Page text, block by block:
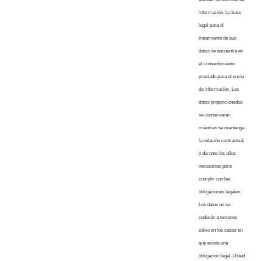
información. La base
legal para el
tratamiento de sus
datos se encuentra en
el consentimiento
prestado para el envío
de información. Los
datos proporcionados
se conservarán
mientras se mantenga
la relación contractual
o durante los años
necesarios para
cumplir con las
obligaciones legales.
Los datos no se
cederán a terceros
salvo en los casos en
que exista una
obligación legal. Usted